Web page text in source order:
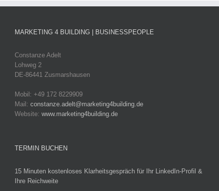
MARKETING 4 BUILDING | BUSINESSPEOPLE
Constanze Adelt
Lohweg 2
DE-86441 Zusmarshausen
Mobil: +49 172 8229909
Mail: constanze.adelt@marketing4building.de
Website: www.marketing4building.de
TERMIN BUCHEN
15 Minuten kostenloses Klarheitsgespräch für Ihr LinkedIn-Profil &
Ihre Reichweite